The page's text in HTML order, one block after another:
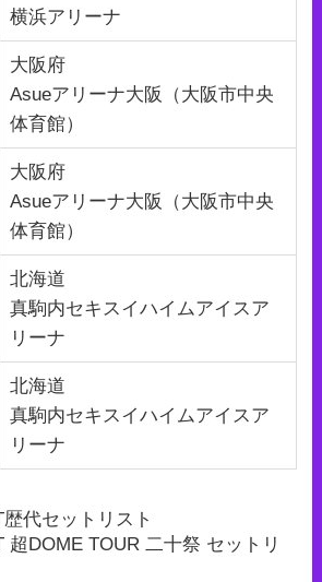
横浜アリーナ
大阪府
Asueアリーナ大阪（大阪市中央
体育館）
大阪府
Asueアリーナ大阪（大阪市中央
体育館）
北海道
真駒内セキスイハイムアイスア
リーナ
北海道
真駒内セキスイハイムアイスア
リーナ
代セットリスト
超DOME TOUR 二十祭 セットリ